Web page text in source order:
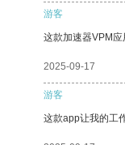
游客
这款加速器VPM应
2025-09-17
游客
这款app让我的工